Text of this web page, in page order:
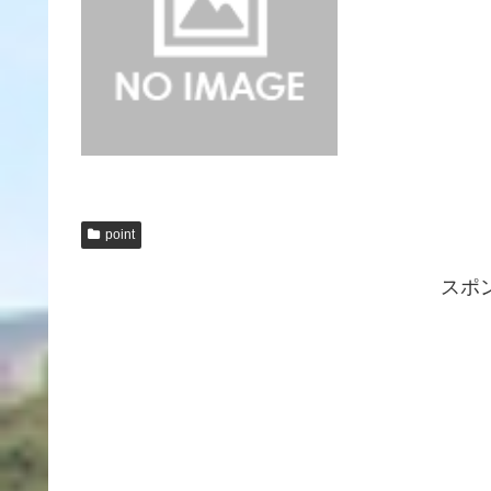
point
スポ